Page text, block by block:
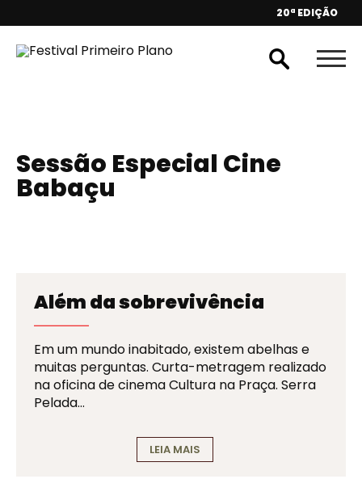
20ª EDIÇÃO
Sessão Especial Cine
Babaçu
Além da sobrevivência
Em um mundo inabitado, existem abelhas e
muitas perguntas. Curta-metragem realizado
na oficina de cinema Cultura na Praça. Serra
Pelada…
LEIA MAIS